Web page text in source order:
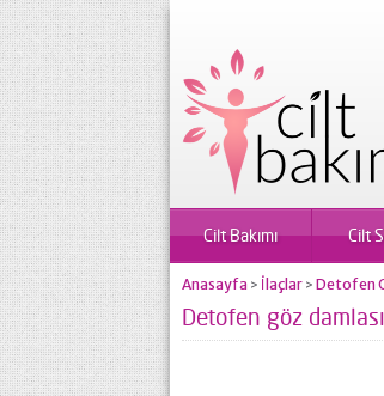
Cilt Bakımı Cilt
Anasayfa > İlaçlar > Detofen
Detofen göz